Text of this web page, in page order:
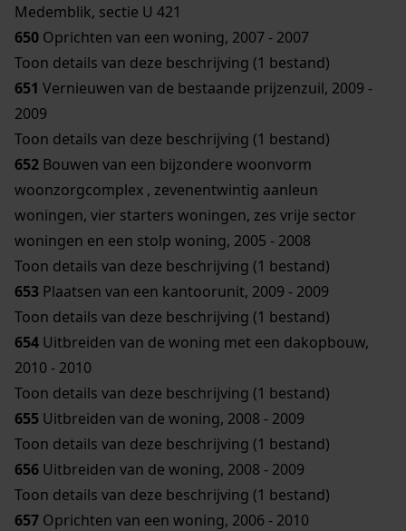
Medemblik, sectie U 421
650 Oprichten van een woning, 2007 - 2007
Toon details van deze beschrijving (1 bestand)
651 Vernieuwen van de bestaande prijzenzuil, 2009 -
2009
Toon details van deze beschrijving (1 bestand)
652 Bouwen van een bijzondere woonvorm
woonzorgcomplex , zevenentwintig aanleun
woningen, vier starters woningen, zes vrije sector
woningen en een stolp woning, 2005 - 2008
Toon details van deze beschrijving (1 bestand)
653 Plaatsen van een kantoorunit, 2009 - 2009
Toon details van deze beschrijving (1 bestand)
654 Uitbreiden van de woning met een dakopbouw,
2010 - 2010
Toon details van deze beschrijving (1 bestand)
655 Uitbreiden van de woning, 2008 - 2009
Toon details van deze beschrijving (1 bestand)
656 Uitbreiden van de woning, 2008 - 2009
Toon details van deze beschrijving (1 bestand)
657 Oprichten van een woning, 2006 - 2010